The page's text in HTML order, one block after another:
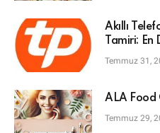
Akıllı
Tamiri:
Temmuz 31,
ALA Food
Temmuz 29,